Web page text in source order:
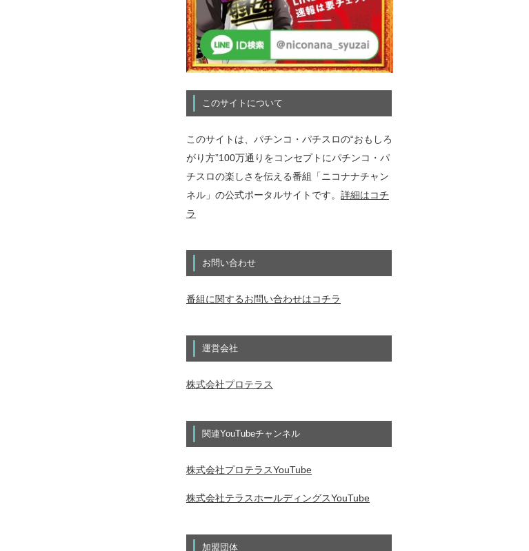
このサイトについて
このサイトは、パチンコ・パチスロの“おもしろ
がり方”100万通りをコンセプトにパチンコ・パ
チスロの楽しさを伝える番組「ニコナナチャン
ネル」の公式ポータルサイトです。 詳細はコチ
ラ
お問い合わせ
番組に関するお問い合わせはコチラ
運営会社
株式会社プロテラス
関連YouTubeチャンネル
株式会社プロテラスYouTube
株式会社テラスホールディングスYouTube
加盟団体